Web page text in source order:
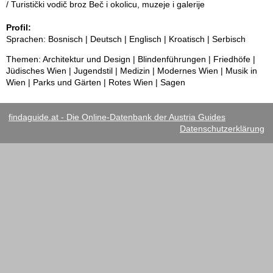
/ Turistički vodič broz Beč i okolicu, muzeje i galerije
Profil:
Sprachen: Bosnisch | Deutsch | Englisch | Kroatisch | Serbisch
Themen: Architektur und Design | Blindenführungen | Friedhöfe |
Jüdisches Wien | Jugendstil | Medizin | Modernes Wien | Musik in
Wien | Parks und Gärten | Rotes Wien | Sagen
findaguide.at - Die Online-Datenbank der Austria Guides
Datenschutzerklärung